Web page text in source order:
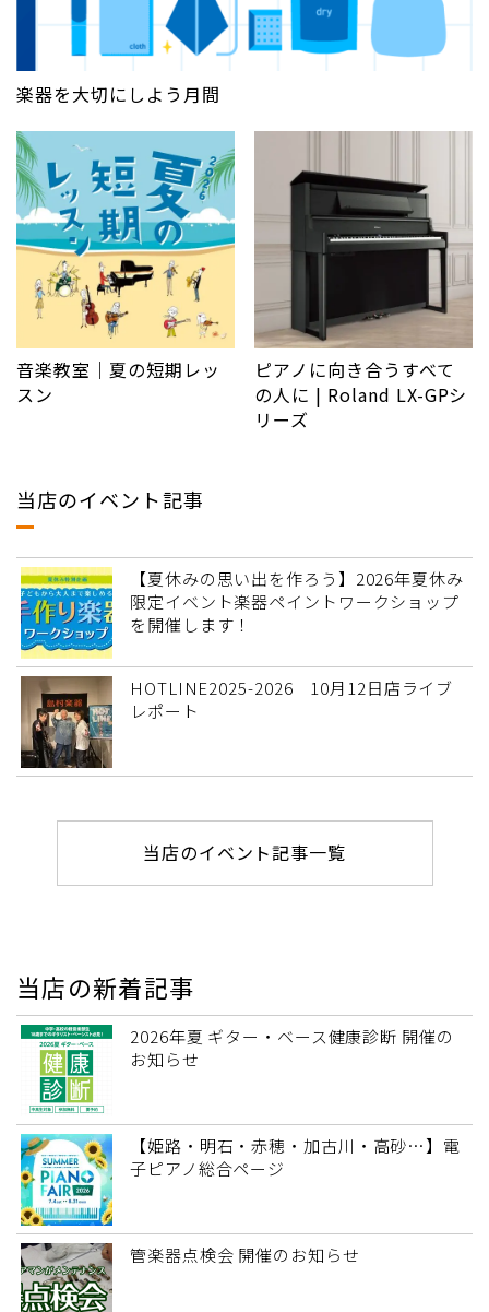
楽器を大切にしよう月間
音楽教室｜夏の短期レッ
スン
ピアノに向き合うすべて
の人に | Roland LX-GPシ
リーズ
当店のイベント記事
【夏休みの思い出を作ろう】2026年夏休み
限定イベント楽器ペイントワークショップ
を開催します！
HOTLINE2025-2026 10月12日店ライブ
レポート
当店のイベント記事一覧
当店の新着記事
2026年夏 ギター・ベース健康診断 開催の
お知らせ
【姫路・明石・赤穂・加古川・高砂…】電
子ピアノ総合ページ
管楽器点検会 開催のお知らせ